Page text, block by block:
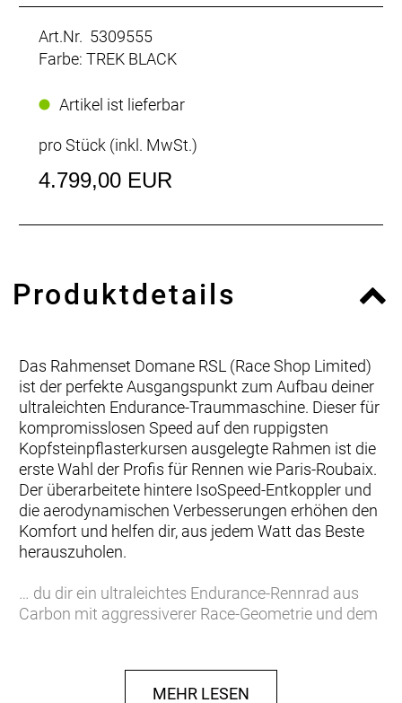
Art.Nr. 5309555
Farbe: TREK BLACK
Artikel ist lieferbar
pro Stück (inkl. MwSt.)
4.799,00 EUR
Produktdetails
Das Rahmenset Domane RSL (Race Shop Limited)
ist der perfekte Ausgangspunkt zum Aufbau deiner
ultraleichten Endurance-Traummaschine. Dieser für
kompromisslosen Speed auf den ruppigsten
Kopfsteinpflasterkursen ausgelegte Rahmen ist die
erste Wahl der Profis für Rennen wie Paris-Roubaix.
Der überarbeitete hintere IsoSpeed-Entkoppler und
die aerodynamischen Verbesserungen erhöhen den
Komfort und helfen dir, aus jedem Watt das Beste
herauszuholen.
… du dir ein ultraleichtes Endurance-Rennrad aus
Carbon mit aggressiverer Race-Geometrie und dem
Einen Rahmen samt Gabel aus 800 Series OCLV
MEHR LESEN